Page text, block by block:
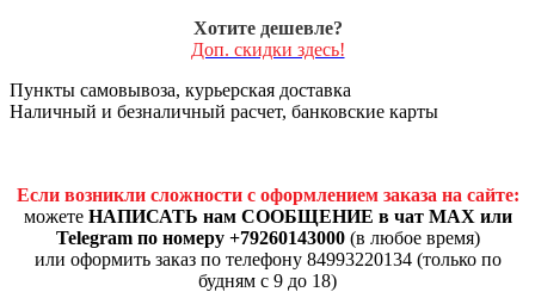
Хотите дешевле?
Доп. скидки здесь!
Пункты самовывоза, курьерская доставка
Наличный и безналичный расчет, банковские карты
Если возникли сложности с оформлением заказа на сайте:
можете НАПИСАТЬ нам СООБЩЕНИЕ в чат MAX или
Telegram по номеру +79260143000(в любое время)
или оформить заказ по телефону 84993220134 (только по
будням с 9 до 18)